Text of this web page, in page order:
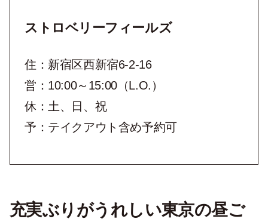
ストロベリーフィールズ
住：新宿区西新宿6-2-16
営：10:00～15:00（L.O.）
休：土、日、祝
予：テイクアウト含め予約可
充実ぶりがうれしい東京の昼ご